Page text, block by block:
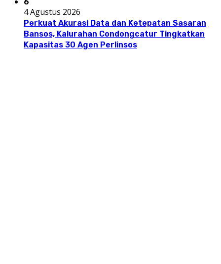
4 Agustus 2026
Perkuat Akurasi Data dan Ketepatan Sasaran
Bansos, Kalurahan Condongcatur Tingkatkan
Kapasitas 30 Agen Perlinsos